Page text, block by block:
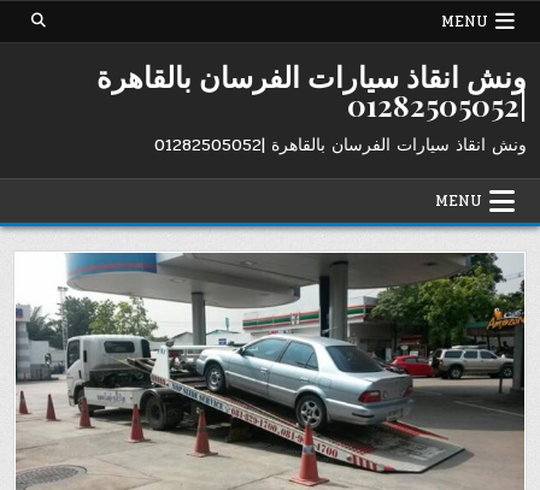
Skip
MENU
ونش انقاذ سيارات الفرسان بالقاهرة
|01282505052
ونش انقاذ سيارات الفرسان بالقاهرة |01282505052
MENU